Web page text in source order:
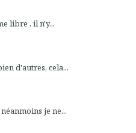
libre , il n'y...
d'autres, cela...
je ne...